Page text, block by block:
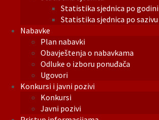
Statistika sjednica po godini
Statistika sjednica po sazivu
Nabavke
Plan nabavki
Obavještenja o nabavkama
Odluke o izboru ponuđača
Ugovori
Konkursi i javni pozivi
Konkursi
Javni pozivi